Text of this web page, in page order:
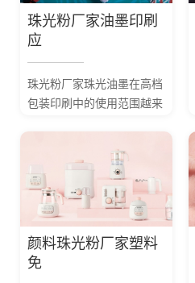
珠光粉厂家油墨印刷
应
珠光粉厂家珠光油墨在高档
包装印刷中的使用范围越来
颜料珠光粉厂家塑料
免